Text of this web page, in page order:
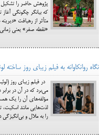
پژوهش حاضر را تشکیل
که بیانگر چگونگی آغاز
متأثر از رهیافت
«نقطه صفر» یعنی
نگاه روانکاوانه به فیلم زیبای روز ساخته
می‌برد که در آن در
مؤلفه‌های آن را یک
لذت‌هایی مانند اسکیت،
را به ملال و